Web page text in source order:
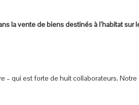
la vente de biens destinés à l’habitat sur
– qui est forte de huit collaborateurs. Notre